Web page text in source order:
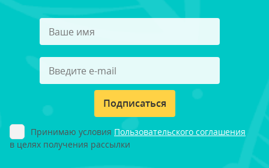
Подписаться
Принимаю условия Пользовательского соглашения
в целях получения рассылки